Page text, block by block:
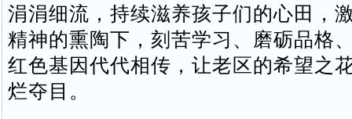
涓涓细流，持续滋养孩子们的心田，
精神的熏陶下，刻苦学习、磨砺品格
红色基因代代相传，让老区的希望之
烂夺目。